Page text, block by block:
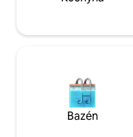
Bazén